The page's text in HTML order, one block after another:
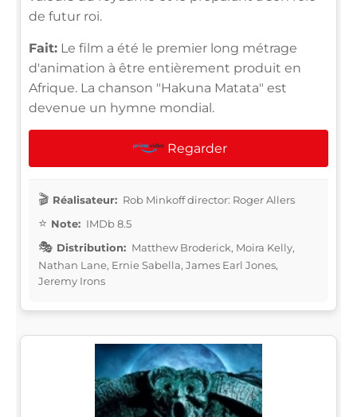
de futur roi.
Fait: Le film a été le premier long métrage
d'animation à être entièrement produit en
Afrique. La chanson "Hakuna Matata" est
devenue un hymne mondial.
Regarder
Réalisateur: Rob Minkoff director: Roger Allers
Note: IMDb 8.5
Distribution: Matthew Broderick, Moira Kelly,
Nathan Lane, Ernie Sabella, James Earl Jones,
Jeremy Irons